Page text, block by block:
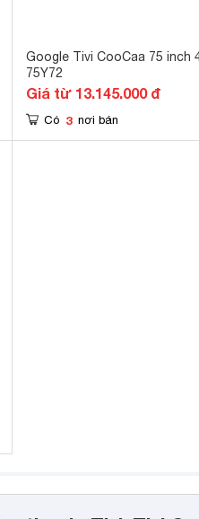
Google Tivi CooCaa 75 inch
75Y72
Giá từ 13.145.000 đ
Có 3 nơi bán